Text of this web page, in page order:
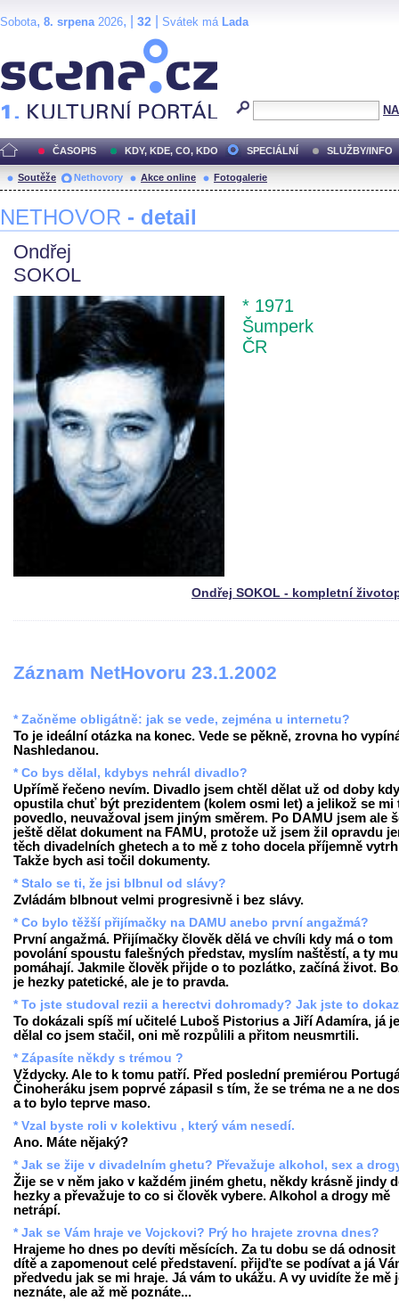
Sobota, 8. srpena2026, | 32 Svátek má Lada
ČASOPIS KDY, KDE, CO, KDO SPECIÁLNÍ SLUŽBY/INFO
Soutěže Nethovory Akce online Fotogalerie
NETHOVOR - detail
Ondřej
SOKOL
* 1971
Šumperk
ČR
Ondřej SOKOL - kompletní
Záznam NetHovoru 23.1.2002
* Začněme obligátně: jak se vede, zejména u internetu?
To je ideální otázka na konec. Vede se pěkně, zrovna ho
Nashledanou.
* Co bys dělal, kdybys nehrál divadlo?
Upřímě řečeno nevím. Divadlo jsem chtěl dělat už od doby
opustila chuť být prezidentem (kolem osmi let) a jelikož se mi
povedlo, neuvažoval jsem jiným směrem. Po DAMU jsem ale
ještě dělat dokument na FAMU, protože už jsem žil opravdu
těch divadelních ghetech a to mě z toho docela příjemně
Takže bych asi točil dokumenty.
* Stalo se ti, že jsi blbnul od slávy?
Zvládám blbnout velmi progresivně i bez slávy.
* Co bylo těžší přijímačky na DAMU anebo první angažmá?
První angažmá. Přijímačky člověk dělá ve chvíli kdy má o tom
povolání spoustu falešných představ, myslím naštěstí, a ty
pomáhají. Jakmile člověk přijde o to pozlátko, začíná život.
je hezky patetické, ale je to pravda.
* To jste studoval rezii a herectvi dohromady? Jak jste to
To dokázali spíš mí učitelé Luboš Pistorius a Jiří Adamíra, já
dělal co jsem stačil, oni mě rozpůlili a přitom neusmrtili.
* Zápasíte někdy s trémou ?
Vždycky. Ale to k tomu patří. Před poslední premiérou
Činoheráku jsem poprvé zápasil s tím, že se tréma ne a ne
a to bylo teprve maso.
* Vzal byste roli v kolektivu , který vám nesedí.
Ano. Máte nějaký?
* Jak se žije v divadelním ghetu? Převažuje alkohol, sex a
Žije se v něm jako v každém jiném ghetu, někdy krásně jindy
hezky a převažuje to co si člověk vybere. Alkohol a drogy mě
netrápí.
* Jak se Vám hraje ve Vojckovi? Prý ho hrajete zrovna dnes?
Hrajeme ho dnes po devíti měsících. Za tu dobu se dá odnosit
dítě a zapomenout celé představení. přijďte se podívat a já
předvedu jak se mi hraje. Já vám to ukážu. A vy uvidíte že mě
neznáte, ale až mě poznáte...